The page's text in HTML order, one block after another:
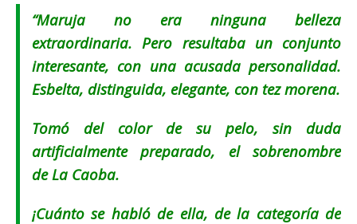
“Maruja no era ninguna belleza
extraordinaria. Pero resultaba un conjunto
interesante, con una acusada personalidad.
Esbelta, distinguida, elegante, con tez morena.
Tomó del color de su pelo, sin duda
artificialmente preparado, el sobrenombre
de La Caoba.
¡Cuánto se habló de ella, de la categoría de